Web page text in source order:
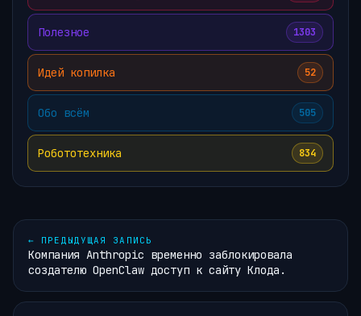
Полезное 1303
Идей копилка 52
Обо всём 505
Робототехника 834
← ПРЕДЫДУЩАЯ ЗАПИСЬ
Компания Anthropic временно заблокировала
создателю OpenClaw доступ к сайту Клода.